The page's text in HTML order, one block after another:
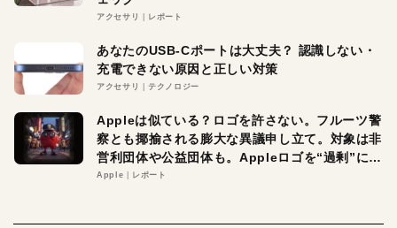
アクセサリ レポート
あなたのUSB-Cポートは大丈夫？ 認識しない・
充電できない原因と正しい対策
アクセサリ テクノロジー
Appleは似ている？ロゴを許さない。フルーツ警
察とも揶揄される膨大な異議申し立て。対象は非
営利団体や公益団体も。Appleロゴを“過剰”に守
る理由とは
Apple レポート